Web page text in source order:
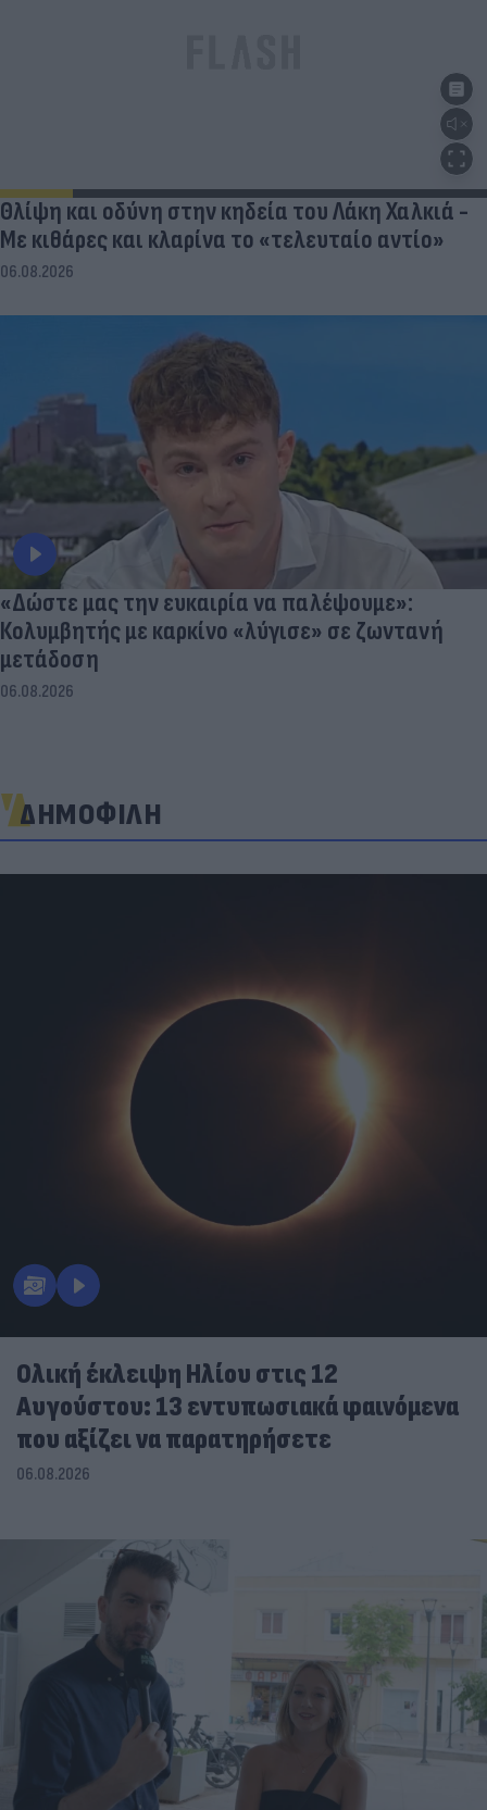
Θλίψη και οδύνη στην κηδεία του Λάκη Χαλκιά -
Με κιθάρες και κλαρίνα το «τελευταίο αντίο»
06.08.2026
«Δώστε μας την ευκαιρία να παλέψουμε»:
Κολυμβητής με καρκίνο «λύγισε» σε ζωντανή
μετάδοση
06.08.2026
ΔΗΜΟΦΙΛΗ
Ολική έκλειψη Ηλίου στις 12
Αυγούστου: 13 εντυπωσιακά φαινόμενα
που αξίζει να παρατηρήσετε
06.08.2026